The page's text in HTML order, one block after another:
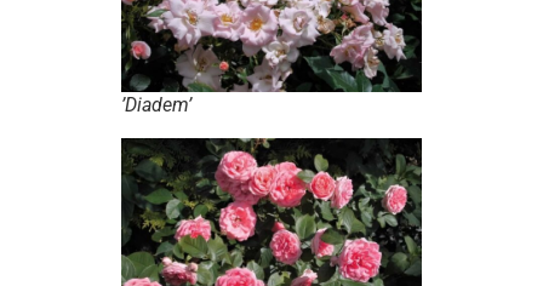
’Diadem’